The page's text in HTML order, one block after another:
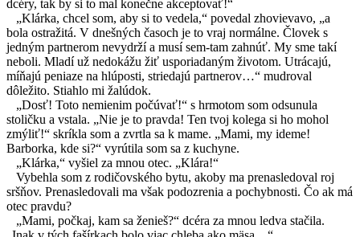
dcéry, tak by si to mal konečne akceptovať!“
„Klárka, chcel som, aby si to vedela,“ povedal zhovievavo, „a
bola ostražitá. V dnešných časoch je to vraj normálne. Človek s
jedným partnerom nevydrží a musí sem-tam zahnúť. My sme takí
neboli. Mladí už nedokážu žiť usporiadaným životom. Utrácajú,
míňajú peniaze na hlúposti, striedajú partnerov…“ mudroval
dôležito. Stiahlo mi žalúdok.
„Dosť! Toto nemienim počúvať!“ s hrmotom som odsunula
stoličku a vstala. „Nie je to pravda! Ten tvoj kolega si ho mohol
zmýliť!“ skríkla som a zvrtla sa k mame. „Mami, my ideme!
Barborka, kde si?“ vyrútila som sa z kuchyne.
„Klárka,“ vyšiel za mnou otec. „Klára!“
Vybehla som z rodičovského bytu, akoby ma prenasledoval roj
sršňov. Prenasledovali ma však podozrenia a pochybnosti. Čo ak má
otec pravdu?
„Mami, počkaj, kam sa ženieš?“ dcéra za mnou ledva stačila.